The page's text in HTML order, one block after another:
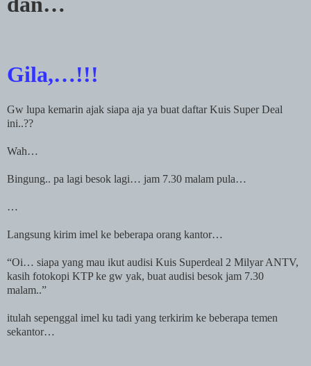
Gila,…!!!
Gw lupa kemarin ajak siapa aja ya buat daftar Kuis Super Deal
ini..??
Wah…
Bingung.. pa lagi besok lagi… jam 7.30 malam pula…
…
Langsung kirim imel ke beberapa orang kantor…
“Oi… siapa yang mau ikut audisi Kuis Superdeal 2 Milyar ANTV,
kasih fotokopi KTP ke gw yak, buat audisi besok jam 7.30
malam..”
itulah sepenggal imel ku tadi yang terkirim ke beberapa temen
sekantor…